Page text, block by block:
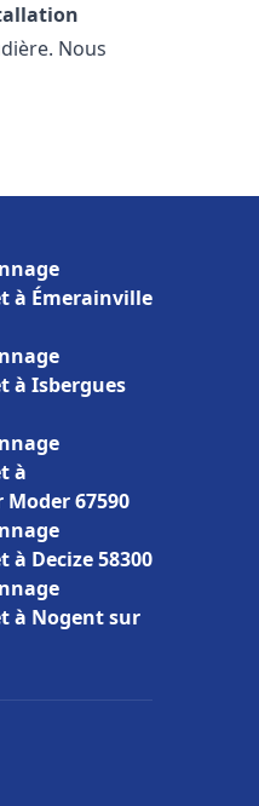
Nous
à Émerainville
à Isbergues
à
67590
Decize 58300
à Nogent sur